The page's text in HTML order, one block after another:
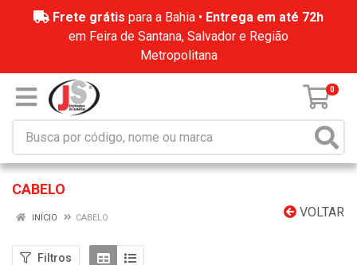
Frete grátis para a Bahia • Entrega em até 72h
em Feira de Santana, Salvador e Região
Metropolitana
0
CABELO
VOLTAR
INÍCIO CABELO
Filtros